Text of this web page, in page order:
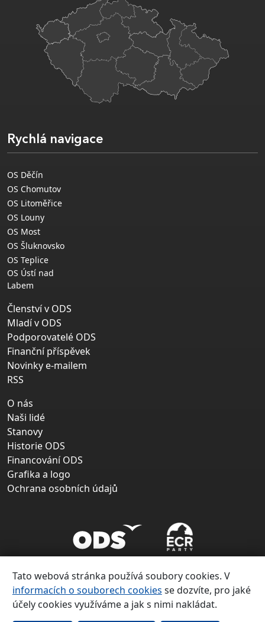
Rychlá navigace
OS Děčín
OS Chomutov
OS Litoměřice
OS Louny
OS Most
OS Šluknovsko
OS Teplice
OS Ústí nad
Labem
Členství v ODS
Mladí v ODS
Podporovatelé ODS
Finanční příspěvek
Novinky e-mailem
RSS
O nás
Naši lidé
Stanovy
Historie ODS
Financování ODS
Grafika a logo
Ochrana osobních údajů
Tato webová stránka používá soubory cookies. V
informacích o souborech cookies se dozvíte, pro jaké
účely cookies využíváme a jak s nimi nakládat.